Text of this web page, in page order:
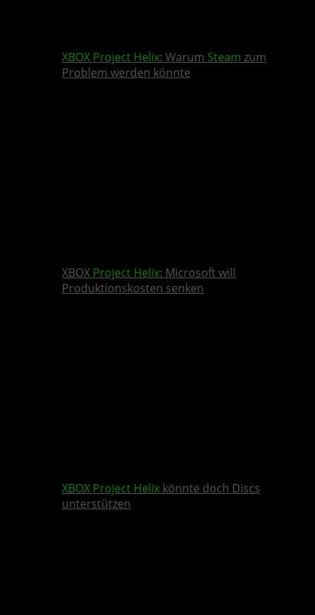
XBOX Project Helix: Warum Steam zum
Problem werden könnte
XBOX Project Helix: Microsoft will
Produktionskosten senken
XBOX Project Helix könnte doch Discs
unterstützen